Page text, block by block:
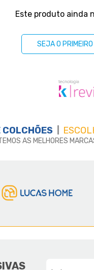
Este produto ainda
SEJA O
COLCHÕES
AS MELHORES
HOME